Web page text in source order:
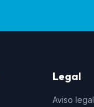
Legal
Aviso legal